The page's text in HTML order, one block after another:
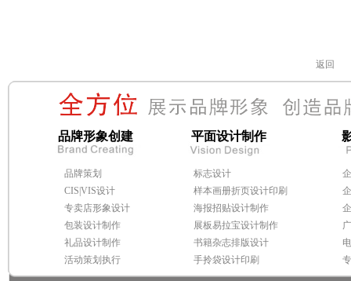
返回
品牌形象创建 平面设计制作
品牌策划
CIS|VIS设计
专卖店形象设计
包装设计制作
礼品设计制作
活动策划执行
标志设计
样本画册折页设计印刷
海报招贴设计制作
展板易拉宝设计制作
书籍杂志排版设计
手拎袋设计印刷